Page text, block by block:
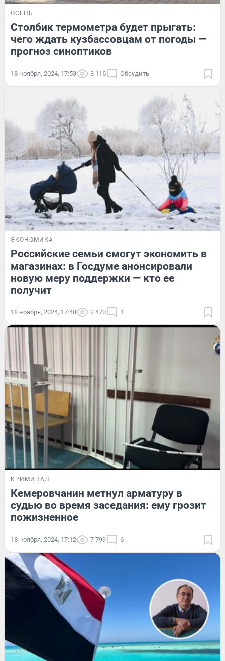
ОСЕНЬ
Столбик термометра будет прыгать:
чего ждать кузбассовцам от погоды —
прогноз синоптиков
18 ноября, 2024, 17:53 3 116 Обсудить
ЭКОНОМИКА
Российские семьи смогут экономить в
магазинах: в Госдуме анонсировали
новую меру поддержки — кто ее
получит
18 ноября, 2024, 17:48 2 470 1
КРИМИНАЛ
Кемеровчанин метнул арматуру в
судью во время заседания: ему грозит
пожизненное
18 ноября, 2024, 17:12 7 799 6